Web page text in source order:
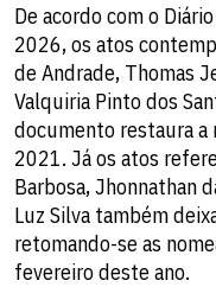
De acordo com o
2026, os atos
de Andrade, Thomas
Valquiria Pinto dos
documento restaura a
2021. Já os atos
Barbosa, Jhonnathan
Luz Silva também
retomando-se as
fevereiro deste ano.